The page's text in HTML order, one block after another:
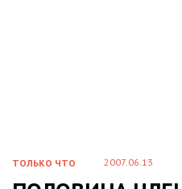
ТОЛЬКО ЧТО 2007.06.13